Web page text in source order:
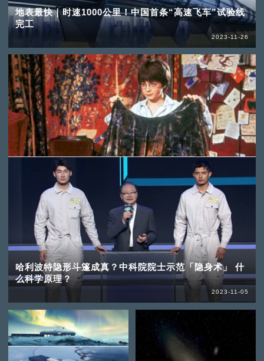
地表最快｜时速1000公里！中国首条“高速飞车”试验线
完工
2023-11-26
哈利波特隐形斗篷成真？中科院院士示范「隐身术」 什
么科学原理？
2023-11-05